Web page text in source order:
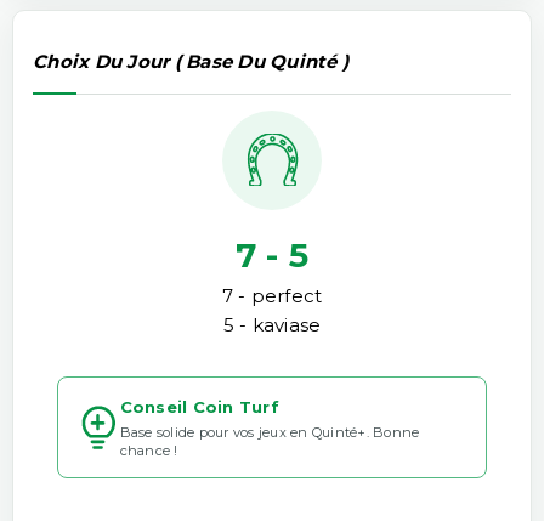
Choix Du Jour ( Base Du Quinté )
7 - 5
7 - perfect
5 - kaviase
Conseil Coin Turf
Base solide pour vos jeux en Quinté+. Bonne
chance !